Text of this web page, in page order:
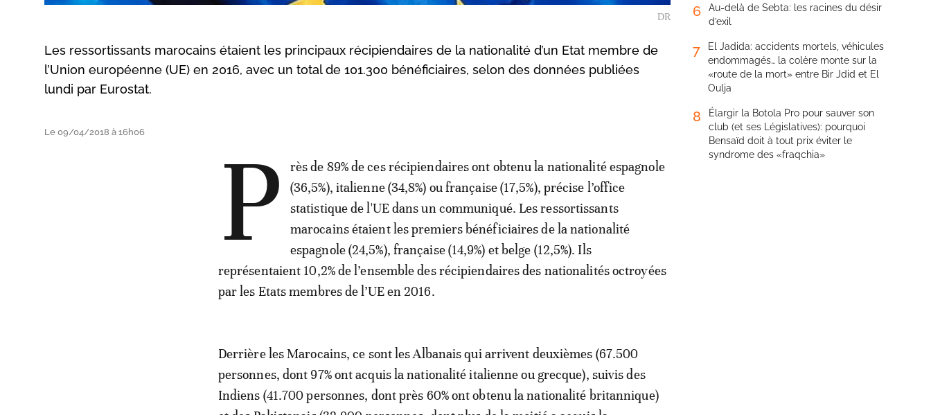
DR
Les ressortissants marocains étaient les principaux récipiendaires de la nationalité d’un Etat membre de
l’Union européenne (UE) en 2016, avec un total de 101.300 bénéficiaires, selon des données publiées
lundi par Eurostat.
Le 09/04/2018 à 16h06 P
rès de 89% de ces récipiendaires ont obtenu la nationalité espagnole
(36,5%), italienne (34,8%) ou française (17,5%), précise l’office
statistique de l'UE dans un communiqué. Les ressortissants
marocains étaient les premiers bénéficiaires de la nationalité
espagnole (24,5%), française (14,9%) et belge (12,5%). Ils
représentaient 10,2% de l’ensemble des récipiendaires des nationalités octroyées
par les Etats membres de l’UE en 2016.
Derrière les Marocains, ce sont les Albanais qui arrivent deuxièmes (67.500
personnes, dont 97% ont acquis la nationalité italienne ou grecque), suivis des
Indiens (41.700 personnes, dont près 60% ont obtenu la nationalité britannique)
6
Au-delà de Sebta: les racines du désir
d’exil
7
El Jadida: accidents mortels, véhicules
endommagés… la colère monte sur la
«route de la mort» entre Bir Jdid et El
Oulja
8
Élargir la Botola Pro pour sauver son
club (et ses Législatives): pourquoi
Bensaïd doit à tout prix éviter le
syndrome des «fraqchia»